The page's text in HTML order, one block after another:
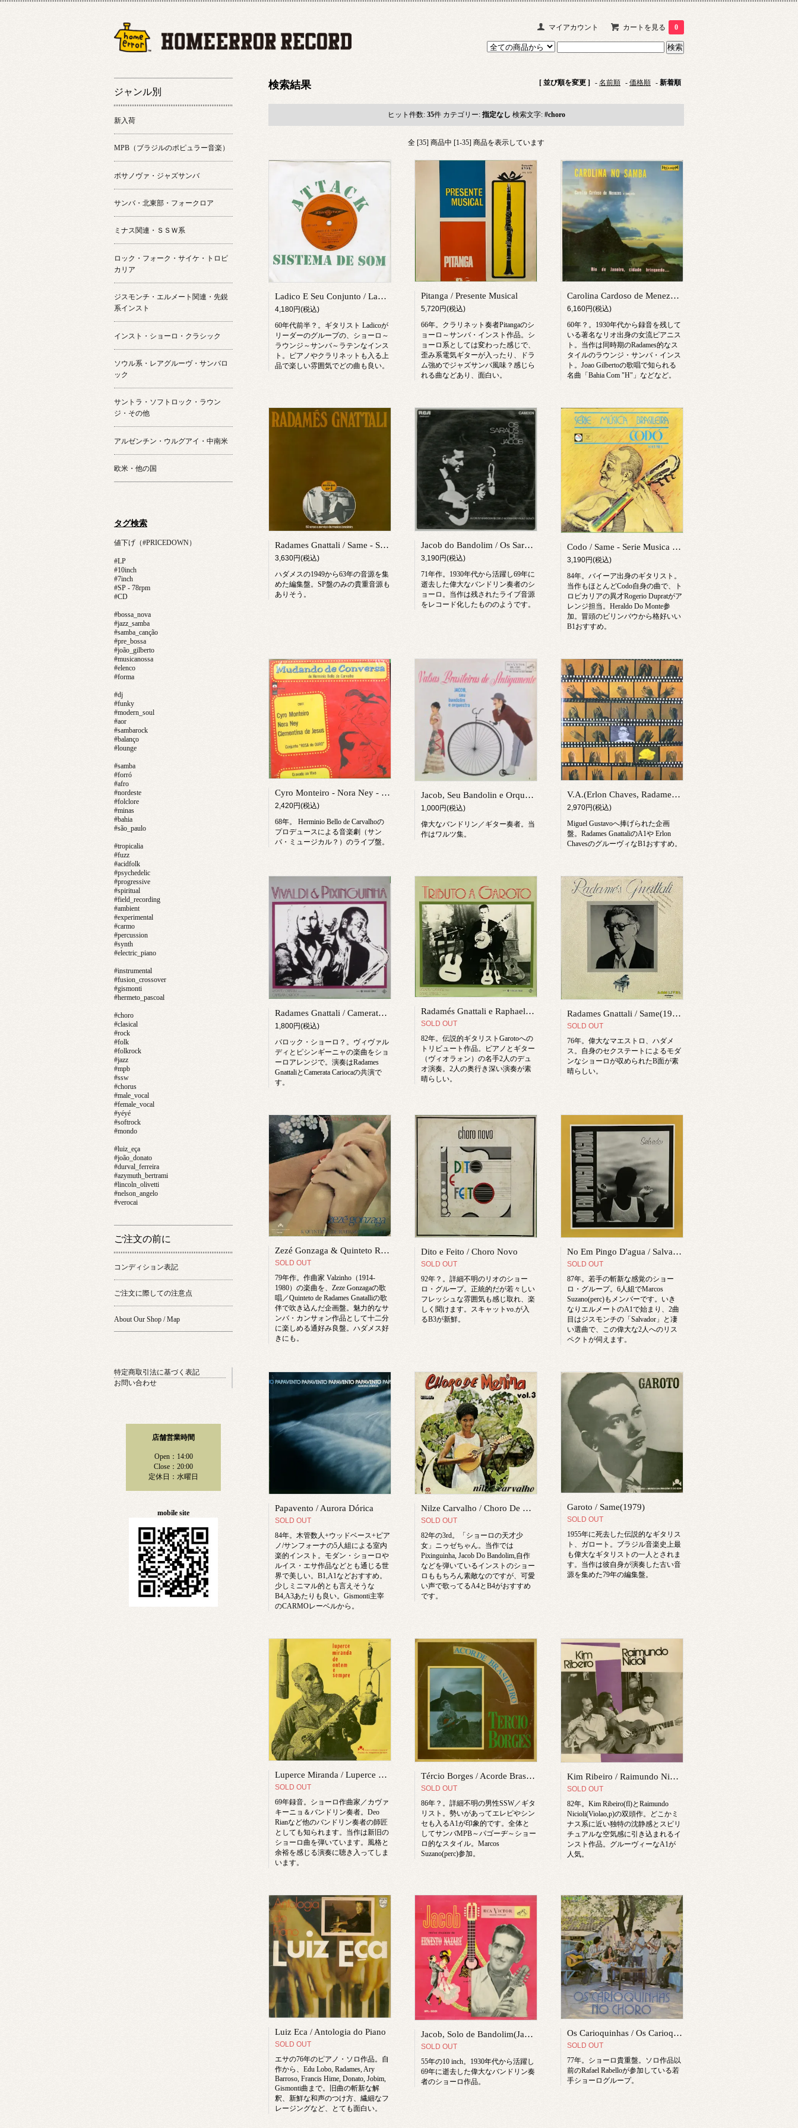
マイアカウント カートを見る 0
[ 並び順を変更 ] - 名前順 - 価格順 - 新着順
検索結果
ヒット件数: 35件 カテゴリー: 指定なし 検索文字: #choro
全 [35] 商品中 [1-35] 商品を表示しています
Ladico E Seu Conjunto / Ladico No Choro +3
4,180円(税込)
60年代前半？。ギタリスト Ladicoが
リーダーのグループの、ショーロ～
ラウンジ～サンバ～ラテンなインス
ト。ピアノやクラリネットも入る上
品で楽しい雰囲気でどの曲も良い。
Pitanga / Presente Musical
5,720円(税込)
66年。クラリネット奏者Pitangaのシ
ョーロ～サンバ・インスト作品。シ
ョーロ系としては変わった感じで、
歪み系電気ギターが入ったり、ドラ
ム強めでジャズサンバ風味？感じら
れる曲などあり、面白い。
Carolina Cardoso de Menezes / Carolina No Samba
6,160円(税込)
60年？。1930年代から録音を残して
いる著名なリオ出身の女流ピアニス
ト。当作は同時期のRadames的なス
タイルのラウンジ・サンバ・インス
ト。Joao Gilbertoの歌唱で知られる
名曲「Bahia Com "H"」などなど。
Radames Gnattali / Same - Serie Destaque No.1(1975)
3,630円(税込)
ハダメスの1949から63年の音源を集
めた編集盤。SP盤のみの貴重音源も
ありそう。
Jacob do Bandolim / Os Saraus de Jacob
3,190円(税込)
71年作。1930年代から活躍し69年に
逝去した偉大なバンドリン奏者のシ
ョーロ。当作は残されたライブ音源
をレコード化したもののようです。
Codo / Same - Serie Musica Brasileira Vol.1
3,190円(税込)
84年。バイーア出身のギタリスト。
当作もほとんどCodo自身の曲で、ト
ロピカリアの異才Rogerio Dupratがア
レンジ担当。Heraldo Do Monte参
加。冒頭のビリンバウから格好いい
B1おすすめ。
Cyro Monteiro - Nora Ney - Clementina de Jesus - Conjunto Rosa de Ouro / Mudando de Conversa
2,420円(税込)
68年。 Herminio Bello de Carvalhoの
プロデュースによる音楽劇（サン
バ・ミュージカル？）のライブ盤。
Jacob, Seu Bandolin e Orquestra / Valsas Brasileiras de Antigamente
1,000円(税込)
偉大なバンドリン／ギター奏者。当
作はワルツ集。
V.A.(Erlon Chaves, Radames Gnattali, Alaide Costa, etc) / Homenagem a Miguel Gustavo
2,970円(税込)
Miguel Gustavoへ捧げられた企画
盤。Radames GnattaliのA1や Erlon
ChavesのグルーヴィなB1おすすめ。
Radames Gnattali / Camerata Carioca / Vivaldi & Pixinguinha
1,800円(税込)
バロック・ショーロ？。ヴィヴァル
ディとピシンギーニャの楽曲をショ
ーロアレンジで。演奏はRadames
GnattaliとCamerata Cariocaの共演で
す。
Radamés Gnattali e Raphael Rabello / Tributo A Garoto
SOLD OUT
82年。伝説的ギタリストGarotoへの
トリビュート作品。ピアノとギター
（ヴィオラォン）の名手2人のデュ
オ演奏。2人の奥行き深い演奏が素
晴らしい。
Radames Gnattali / Same(1976)
SOLD OUT
76年。偉大なマエストロ、ハダメ
ス。自身のセクステートによるモダ
ンなショーロが収められたB面が素
晴らしい。
Zezé Gonzaga & Quinteto Radames Gnatalli(Gnattalli) / Valzinho - Um Doce Veneno
SOLD OUT
79年作。作曲家 Valzinho（1914-
1980）の楽曲を、Zeze Gonzagaの歌
唱／Quinteto de Radames Gnatalliの歌
伴で吹き込んだ企画盤。魅力的なサ
ンバ・カンサォン作品として十二分
に楽しめる通好み良盤。ハダメス好
きにも。
Dito e Feito / Choro Novo
SOLD OUT
92年？。詳細不明のリオのショー
ロ・グループ。正統的だが若々しい
フレッシュな雰囲気も感じ取れ、楽
しく聞けます。スキャットvo.が入
るB3が新鮮。
No Em Pingo D'agua / Salvador
SOLD OUT
87年。若手の斬新な感覚のショー
ロ・グループ。6人組でMarcos
Suzano(perc)もメンバーです。いき
なりエルメートのA1で始まり、2曲
目はジスモンチの「Salvador」と凄
い選曲で、この偉大な2人へのリス
ペクトが伺えます。
Papavento / Aurora Dórica
SOLD OUT
84年。木管数人+ウッドベース+ピア
ノ/サンフォーナの5人組による室内
楽的インスト。モダン・ショーロや
ルイス・エサ作品などとも通じる世
界で美しい。B1,A1などおすすめ。
少しミニマル的とも言えそうな
B4,A3あたりも良い。Gismonti主宰
のCARMOレーベルから。
Nilze Carvalho / Choro De Menina Vol. 3
SOLD OUT
82年の3rd。「ショーロの天才少
女」ニゥゼちゃん。当作では
Pixinguinha, Jacob Do Bandolim,自作
などを弾いているインストのショー
ロももちろん素敵なのですが、可愛
い声で歌ってるA4とB4がおすすめ
です。
Garoto / Same(1979)
SOLD OUT
1955年に死去した伝説的なギタリス
ト、ガロート。ブラジル音楽史上最
も偉大なギタリストの一人とされま
す。当作は彼自身が演奏した古い音
源を集めた79年の編集盤。
Luperce Miranda / Luperce Miranda De Ontem E Sempre
SOLD OUT
69年録音。ショーロ作曲家／カヴァ
キーニョ＆バンドリン奏者。Deo
Rianなど他のバンドリン奏者の師匠
としても知られます。当作は新旧の
ショーロ曲を弾いています。風格と
余裕を感じる演奏に聴き入ってしま
います。
Tércio Borges / Acorde Brasileiro
SOLD OUT
86年？。詳細不明の男性SSW／ギタ
リスト。勢いがあってエレピやシン
セも入るA1が印象的です。全体と
してサンバMPB～パゴーヂ～ショー
ロ的なスタイル。Marcos
Suzano(perc)参加。
Kim Ribeiro / Raimundo Nicioli / Same
SOLD OUT
82年。Kim Ribeiro(fl)とRaimundo
Nicioli(Violao,p)の双頭作。どこかミ
ナス系に近い独特の沈静感とスピリ
チュアルな空気感に引き込まれるイ
ンスト作品。グルーヴィーなA1が
人気。
Luiz Eca / Antologia do Piano
SOLD OUT
エサの76年のピアノ・ソロ作品。自
作から、Edu Lobo, Radames, Ary
Barroso, Francis Hime, Donato, Jobim,
Gismonti曲まで。旧曲の斬新な解
釈、新鮮な和声のつけ方、繊細なフ
レージングなど、とても面白い。
Jacob, Solo de Bandolim(Jacob do Bandolim) / Jacob Revive Músicas De Ernesto Nazareth
SOLD OUT
55年の10 inch。1930年代から活躍し
69年に逝去した偉大なバンドリン奏
者のショーロ作品。
Os Carioquinhas / Os Carioquinhas no Choro
SOLD OUT
77年。ショーロ貴重盤。ソロ作品以
前のRafael Rabelloが参加している若
手ショーログループ。
ジャンル別
新入荷
MPB（ブラジルのポピュラー音楽）
ボサノヴァ・ジャズサンバ
サンバ・北東部・フォークロア
ミナス関連・ＳＳＷ系
ロック・フォーク・サイケ・トロピ
カリア
ジスモンチ・エルメート関連・先鋭
系インスト
インスト・ショーロ・クラシック
ソウル系・レアグルーヴ・サンバロ
ック
サントラ・ソフトロック・ラウン
ジ・その他
アルゼンチン・ウルグアイ・中南米
欧米・他の国
タグ検索
値下げ（#PRICEDOWN）
#LP
#10inch
#7inch
#SP - 78rpm
#CD
#bossa_nova
#jazz_samba
#samba_canção
#pre_bossa
#joão_gilberto
#musicanossa
#elenco
#forma
#dj
#funky
#modern_soul
#aor
#sambarock
#balanço
#lounge
#samba
#forró
#afro
#nordeste
#folclore
#minas
#bahia
#são_paulo
#tropicalia
#fuzz
#acidfolk
#psychedelic
#progressive
#spiritual
#field_recording
#ambient
#experimental
#carmo
#percussion
#synth
#electric_piano
#instrumental
#fusion_crossover
#gismonti
#hermeto_pascoal
#choro
#clasical
#rock
#folk
#folkrock
#jazz
#mpb
#ssw
#chorus
#male_vocal
#female_vocal
#yéyé
#softrock
#mondo
#luiz_eça
#joão_donato
#durval_ferreira
#azymuth_bertrami
#lincoln_olivetti
#nelson_angelo
#verocai
ご注文の前に
コンディション表記
ご注文に際しての注意点
About Our Shop / Map
特定商取引法に基づく表記
お問い合わせ
店舗営業時間
Open：14:00
Close：20:00
定休日：水曜日
mobile site